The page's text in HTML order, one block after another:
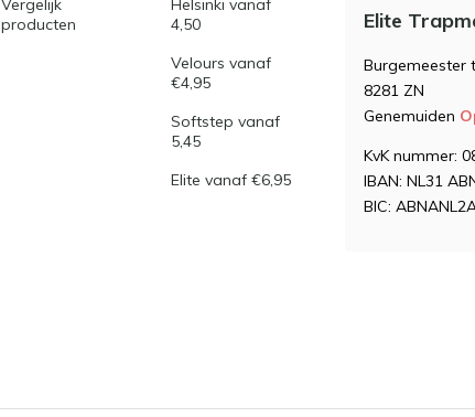
Vergelijk
producten
Helsinki vanaf
4,50
Velours vanaf
€4,95
Softstep vanaf
5,45
Elite vanaf €6,95
Elite
Burgemeester
8281 ZN
Genemuiden
KvK nummer:
IBAN: NL31
BIC: